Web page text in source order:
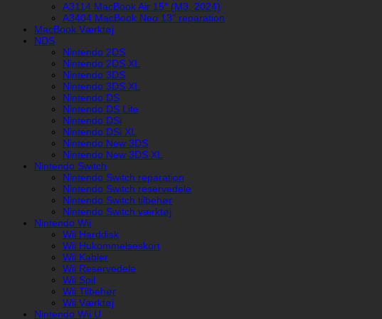
A3114 MacBook Air 15″ (M3, 2024)
A3404 MacBook Neo 13" reparation
MacBook Værktøj
NDS
Nintendo 2DS
Nintendo 2DS XL
Nintendo 3DS
Nintendo 3DS XL
Nintendo DS
Nintendo DS Lite
Nintendo DSi
Nintendo DSi XL
Nintendo New 3DS
Nintendo New 3DS XL
Nintendo Switch
Nintendo Switch reparation
Nintendo Switch reservedele
Nintendo Switch tilbehør
Nintendo Switch værktøj
Nintendo Wii
Wii Harddisk
Wii Hukommelseskort
Wii Kabler
Wii Reservedele
Wii Spil
Wii Tilbehør
Wii Værktøj
Nintendo Wii U